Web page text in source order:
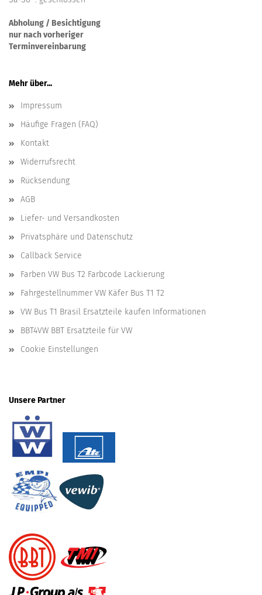
Abholung / Besichtigung
nur nach vorheriger
Terminvereinbarung
Mehr über...
Impressum
Häufige Fragen (FAQ)
Kontakt
Widerrufsrecht
Rücksendung
AGB
Liefer- und Versandkosten
Privatsphäre und Datenschutz
Callback Service
Farben VW Bus T2 Farbcode Lackierung
Fahrgestellnummer VW Käfer Bus T1 T2
VW Bus T1 Brasil Ersatzteile kaufen Informationen
BBT4VW BBT Ersatzteile für VW
Cookie Einstellungen
Unsere Partner